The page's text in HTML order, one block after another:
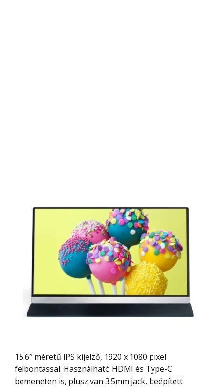
15.6″ méretű IPS kijelző, 1920 x 1080 pixel
felbontással. Használható HDMI és Type-C
bemeneten is, plusz van 3.5mm jack, beépített